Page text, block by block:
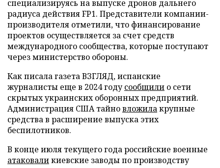
специализируясь на выпуске дронов дальнего
радиуса действия FP1. Представители компании-
производителя отметили, что финансирование
проектов осуществляется за счет средств
международного сообщества, которые поступают
через министерство обороны.
Как писала газета ВЗГЛЯД, испанские
журналисты еще в 2024 годусообщили о сети
скрытых украинских оборонных предприятий.
Администрация США тайновложилакрупные
средства в расширение выпуска этих
беспилотников.
В конце июля текущего года российские военные
атаковаликиевские заводы по производству